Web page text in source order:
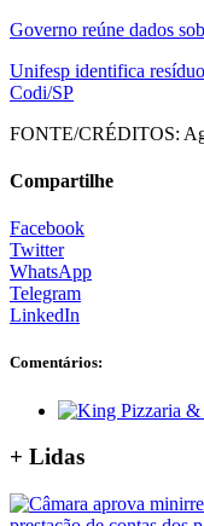
Governo reúne dados
Unifesp identifica
Codi/SP
FONTE/CRÉDITOS:
Compartilhe
Facebook
Twitter
WhatsApp
Telegram
LinkedIn
Comentários:
+ Lidas